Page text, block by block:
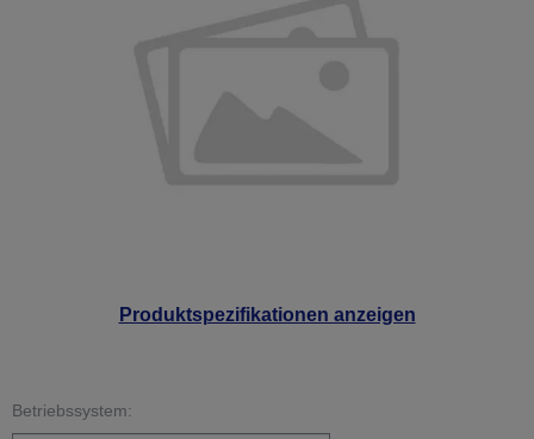
Produktspezifikationen anzeigen
Betriebssystem: